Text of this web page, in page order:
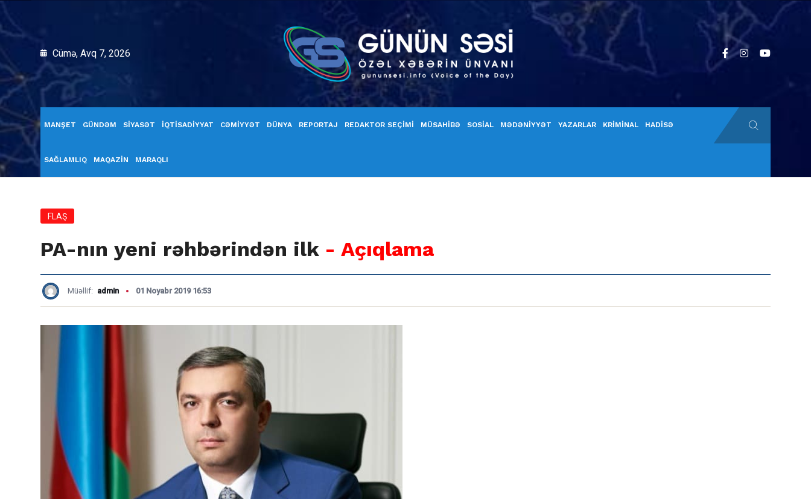
Cümə, Avq 7, 2026
MANŞET GÜNDƏM SİYASƏT İQTİSADİYYAT CƏMİYYƏT DÜNYA REPORTAJ REDAKTOR SEÇİMİ MÜSAHİBƏ SOSİAL MƏDƏNİYYƏT YAZARLAR KRİMİNAL HADİSƏ
SAĞLAMLIQ MAQAZİN MARAQLI
FLAŞ
PA-nın yeni rəhbərindən ilk - Açıqlama
Müəllif: admin 01 Noyabr 2019 16:53